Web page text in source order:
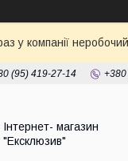
у компанії
(95) 419-27-14
Інтернет- магазин
"Ексклюзив"